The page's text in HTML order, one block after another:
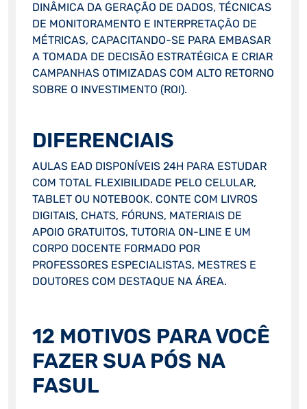
DINÂMICA DA GERAÇÃO DE DADOS, TÉCNICAS
DE MONITORAMENTO E INTERPRETAÇÃO DE
MÉTRICAS, CAPACITANDO-SE PARA EMBASAR
A TOMADA DE DECISÃO ESTRATÉGICA E CRIAR
CAMPANHAS OTIMIZADAS COM ALTO RETORNO
SOBRE O INVESTIMENTO (ROI).
DIFERENCIAIS
AULAS EAD DISPONÍVEIS 24H PARA ESTUDAR
COM TOTAL FLEXIBILIDADE PELO CELULAR,
TABLET OU NOTEBOOK. CONTE COM LIVROS
DIGITAIS, CHATS, FÓRUNS, MATERIAIS DE
APOIO GRATUITOS, TUTORIA ON-LINE E UM
CORPO DOCENTE FORMADO POR
PROFESSORES ESPECIALISTAS, MESTRES E
DOUTORES COM DESTAQUE NA ÁREA.
12 MOTIVOS PARA VOCÊ
FAZER SUA PÓS NA
FASUL